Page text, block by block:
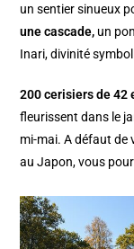
un sentier sinueux
une cascade, un
Inari, divinité
200 cerisiers de 42
fleurissent dans le
mi-mai. A défaut de
au Japon, vous